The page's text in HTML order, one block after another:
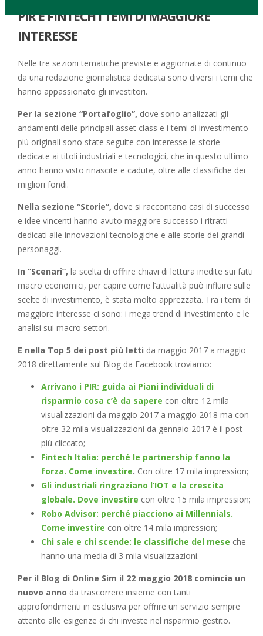
PIR E FINTECH I TEMI DI MAGGIORE
INTERESSE
Nelle tre sezioni tematiche previste e aggiornate di continuo
da una redazione giornalistica dedicata sono diversi i temi che
hanno appassionato gli investitori.
Per la sezione “Portafoglio”, dove sono analizzati gli
andamenti delle principali asset class e i temi di investimento
più originali sono state seguite con interesse le storie
dedicate ai titoli industriali e tecnologici, che in questo ultimo
anno hanno visto rinascite e cadute, oltre alle classifiche dei
migliori fondi.
Nella sezione “Storie”, dove si raccontano casi di successo
e idee vincenti hanno avuto maggiore successo i ritratti
dedicati alle innovazioni tecnologiche e alle storie dei grandi
personaggi.
In “Scenari”, la scelta di offrire chiavi di lettura inedite sui fatti
macro economici, per capire come l’attualità può influire sulle
scelte di investimento, è stata molto apprezzata. Tra i temi di
maggiore interesse ci sono: i mega trend di investimento e le
analisi sui macro settori.
E nella Top 5 dei post più letti da maggio 2017 a maggio
2018 direttamente sul Blog da Facebook troviamo:
Arrivano i PIR: guida ai Piani individuali di
risparmio cosa c’è da sapere con oltre 12 mila
visualizzazioni da maggio 2017 a maggio 2018 ma con
oltre 32 mila visualizzazioni da gennaio 2017 è il post
più cliccato;
Fintech Italia: perché le partnership fanno la
forza. Come investire. Con oltre 17 mila impression;
Gli industriali ringraziano l’IOT e la crescita
globale. Dove investire con oltre 15 mila impression;
Robo Advisor: perché piacciono ai Millennials.
Come investire con oltre 14 mila impression;
Chi sale e chi scende: le classifiche del mese che
hanno una media di 3 mila visualizzazioni.
Per il Blog di Online Sim il 22 maggio 2018 comincia un
nuovo anno da trascorrere insieme con tanti
approfondimenti in esclusiva per offrire un servizio sempre
attento alle esigenze di chi investe nel risparmio gestito.